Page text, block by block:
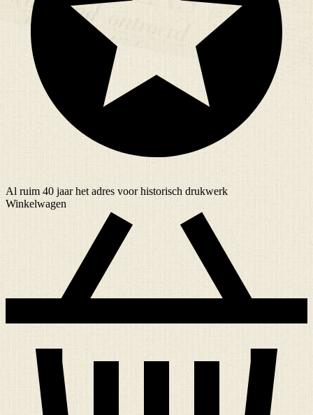
Al ruim 40 jaarhet adres voor historisch drukwerk
Winkelwagen